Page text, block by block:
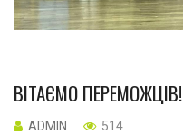
ВІТАЄМО ПЕРЕМОЖЦІВ!
ADMIN 514